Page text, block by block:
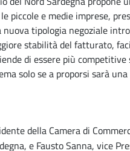
piccole e medie imprese,
tipologia negoziale
stabilità del fatturato,
di essere più
solo se a proporsi sarà
della Camera di
e Fausto Sanna, vice